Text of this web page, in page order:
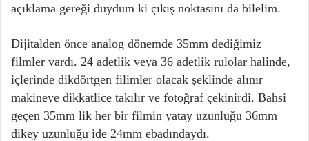
açıklama gereği duydum ki çıkış noktasını da bilelim.
Dijitalden önce analog dönemde 35mm dediğimiz
filmler vardı. 24 adetlik veya 36 adetlik rulolar halinde,
içlerinde dikdörtgen filimler olacak şeklinde alınır
makineye dikkatlice takılır ve fotoğraf çekinirdi. Bahsi
geçen 35mm lik her bir filmin yatay uzunluğu 36mm
dikey uzunluğu ide 24mm ebadındaydı.